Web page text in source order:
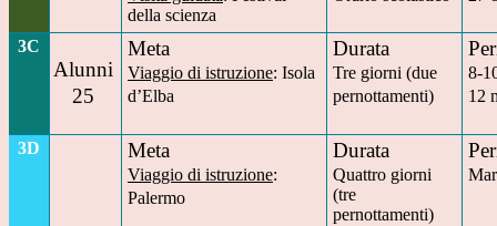
della scienza
3C
Alunni
25
Meta
Viaggio di istruzione: Isola
d’Elba
Durata
Tre giorni (due
pernottamenti)
8-
12
3D Meta
Viaggio di istruzione:
Palermo
Durata
Quattro giorni
(tre
pernottamenti)